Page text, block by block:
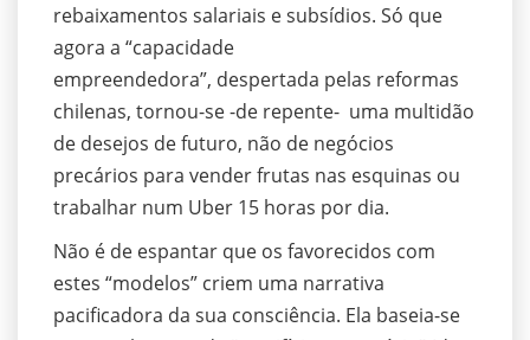
rebaixamentos salariais e subsídios. Só que
agora a “capacidade
empreendedora”, despertada pelas reformas
chilenas, tornou-se -de repente- uma multidão
de desejos de futuro, não de negócios
precários para vender frutas nas esquinas ou
trabalhar num Uber 15 horas por dia.
Não é de espantar que os favorecidos com
estes “modelos” criem uma narrativa
pacificadora da sua consciência. Ela baseia-se